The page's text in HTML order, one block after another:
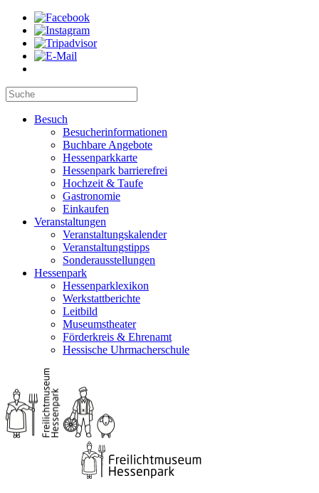
Besuch
Besucherinformationen
Buchbare Angebote
Hessenparkkarte
Hessenpark barrierefrei
Hochzeit & Taufe
Gastronomie
Einkaufen
Veranstaltungen
Veranstaltungskalender
Veranstaltungstipps
Sonderausstellungen
Hessenpark
Hessenparklexikon
Werkstattberichte
Leitbild
Museumstheater
Förderkreis & Ehrenamt
Hessische Uhrmacherschule